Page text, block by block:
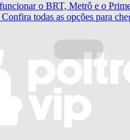
o BRT, Metrô e o
todas as opções para